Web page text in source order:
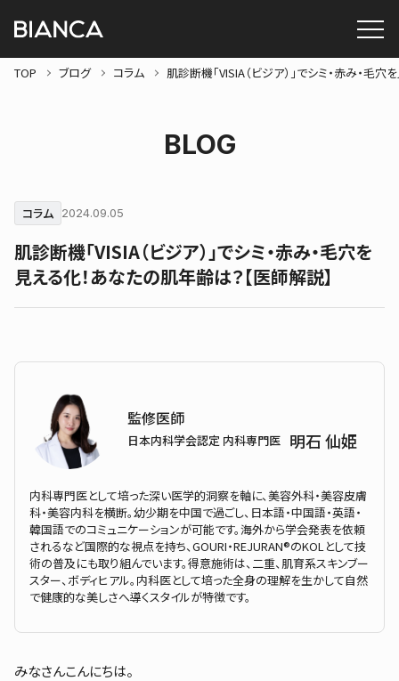
TOP ブログ コラム 肌診断機「VISIA（ビジア）」でシミ・赤み・毛
BLOG
コラム 2024.09.05
肌診断機「VISIA（ビジア）」でシミ・赤み・毛穴を
見える化！あなたの肌年齢は？【医師解説】
監修医師
日本内科学会認定 内科専門医 明石 仙姫
内科専門医として培った深い医学的洞察を軸に、美容外科・美容皮膚
科・美容内科を横断。幼少期を中国で過ごし、日本語・中国語・英語・
韓国語でのコミュニケーションが可能です。海外から学会発表を依頼
されるなど国際的な視点を持ち、GOURI・REJURAN®のKOLとして技
術の普及にも取り組んでいます。得意施術は、二重、肌育系スキンブー
スター、ボディヒアル。内科医として培った全身の理解を生かして自然
で健康的な美しさへ導くスタイルが特徴です。
みなさんこんにちは。